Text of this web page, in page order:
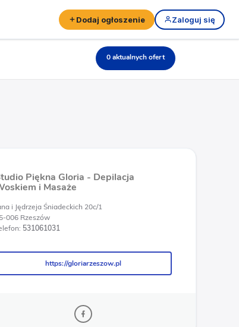
Dodaj ogłoszenie Zaloguj się
0 aktualnych ofert
Piękna Gloria - Depilacja
i Masaże
i Jędrzeja Śniadeckich 20c/1
006 Rzeszów
531061031
https://gloriarzeszow.pl
https://gloriarzeszow.pl